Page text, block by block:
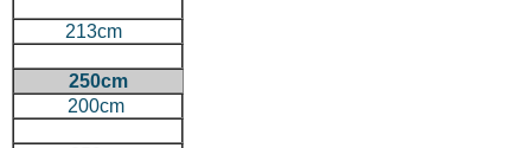
213cm
250cm
200cm